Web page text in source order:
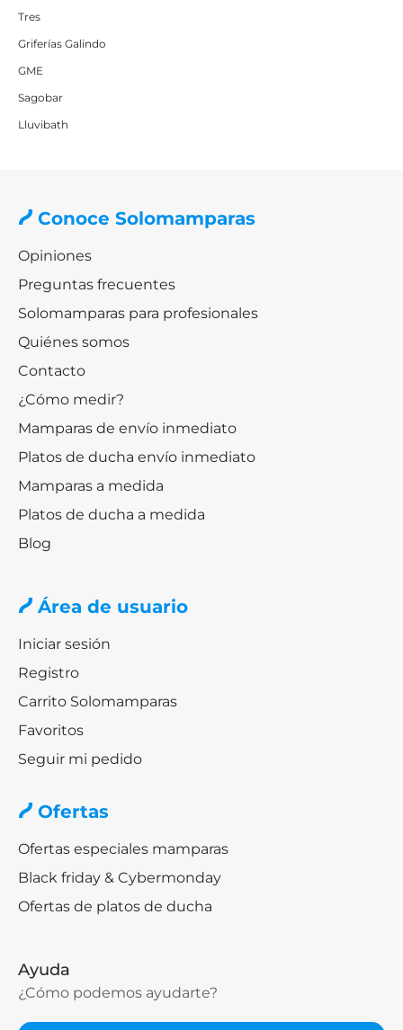
Tres
Griferías Galindo
GME
Sagobar
Lluvibath
Conoce Solomamparas
Opiniones
Preguntas frecuentes
Solomamparas para profesionales
Quiénes somos
Contacto
¿Cómo medir?
Mamparas de envío inmediato
Platos de ducha envío inmediato
Mamparas a medida
Platos de ducha a medida
Blog
Área de usuario
Iniciar sesión
Registro
Carrito Solomamparas
Favoritos
Seguir mi pedido
Ofertas
Ofertas especiales mamparas
Black friday & Cybermonday
Ofertas de platos de ducha
Ayuda
¿Cómo podemos ayudarte?